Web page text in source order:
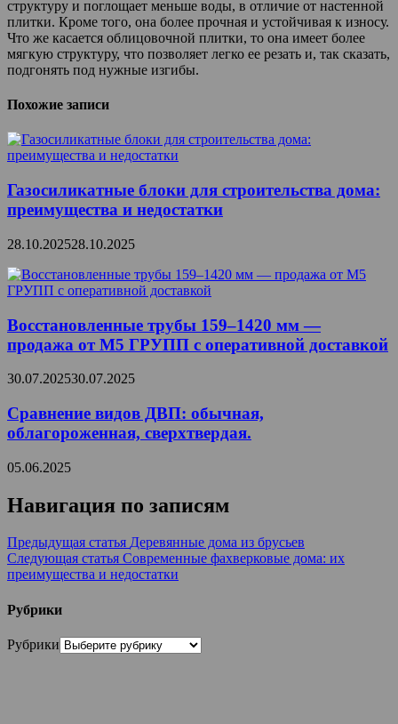
структуру и поглощает меньше воды, в отличие от настенной
плитки. Кроме того, она более прочная и устойчивая к износу.
Что же касается облицовочной плитки, то она имеет более
мягкую структуру, что позволяет легко ее резать и, так сказать,
подгонять под нужные изгибы.
Похожие записи
Газосиликатные блоки для строительства дома:
преимущества и недостатки
28.10.202528.10.2025
Восстановленные трубы 159–1420 мм —
продажа от М5 ГРУПП с оперативной доставкой
30.07.202530.07.2025
Сравнение видов ДВП: обычная,
облагороженная, сверхтвердая.
05.06.2025
Навигация по записям
Предыдущая статья Деревянные дома из брусьев
Следующая статья Современные фахверковые дома: их
преимущества и недостатки
Рубрики
Рубрики